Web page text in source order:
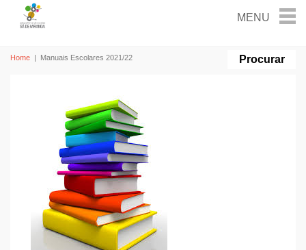
Home | Manuais Escolares 2021/22